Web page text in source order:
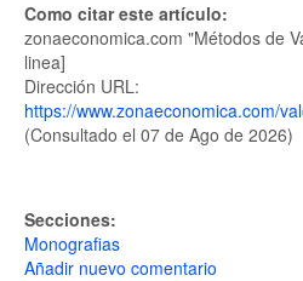
Como citar este artículo:
zonaeconomica.com "Métodos de
linea]
Dirección URL:
https://www.zonaeconomica.com/
(Consultado el 07 de Ago de 2026)
Secciones:
Monografias
Añadir nuevo comentario